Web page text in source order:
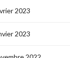
2023
2023